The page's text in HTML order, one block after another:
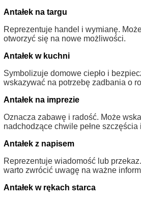
Antałek na targu
Reprezentuje handel i wymianę.
otworzyć się na nowe możliwości.
Antałek w kuchni
Symbolizuje domowe ciepło i
wskazywać na potrzebę zadbania o
Antałek na imprezie
Oznacza zabawę i radość. Może
nadchodzące chwile pełne szczęścia
Antałek z napisem
Reprezentuje wiadomość lub
warto zwrócić uwagę na ważne
Antałek w rękach starca